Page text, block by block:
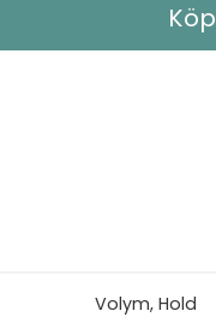
Köp
Volym, Hold